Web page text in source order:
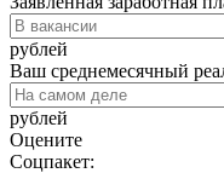
рублей
Ваш среднемесячный
рублей
Оцените
Соцпакет: